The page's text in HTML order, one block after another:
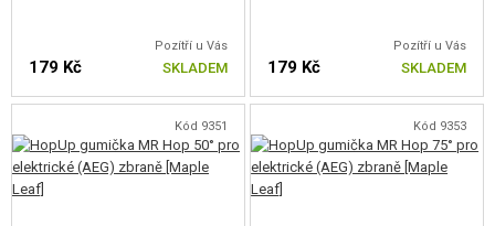
Pozítří u Vás
179 Kč SKLADEM
Pozítří u Vás
179 Kč SKLADEM
Kód 9351 Kód 9353